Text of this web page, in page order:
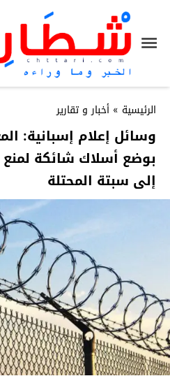
الرئيسية » أخبار و تقارير
وسائل إعلام إسبانية:
بوضع أسلاك شائكة
إلى سبتة المحتلة